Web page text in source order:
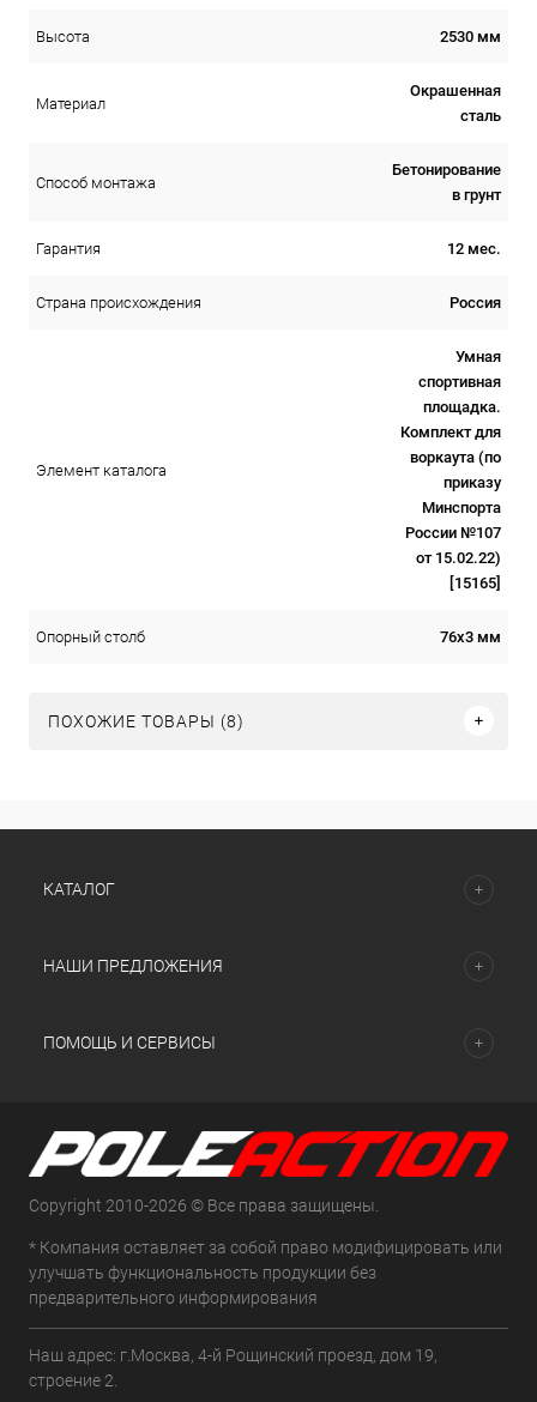
Высота 2530 мм
Материал
Окрашенная
сталь
Способ монтажа
Бетонирование
в грунт
Гарантия 12 мес.
Страна происхождения Россия
Элемент каталога
Умная
спортивная
площадка.
Комплект для
воркаута (по
приказу
Минспорта
России №107
от 15.02.22)
[15165]
Опорный столб 76х3 мм
ПОХОЖИЕ ТОВАРЫ (8)
КАТАЛОГ
НАШИ ПРЕДЛОЖЕНИЯ
ПОМОЩЬ И СЕРВИСЫ
Copyright 2010-2026 © Все права защищены.
* Компания оставляет за собой право модифицировать или
улучшать функциональность продукции без
предварительного информирования
Наш адрес: г.Москва, 4-й Рощинский проезд, дом 19,
строение 2.